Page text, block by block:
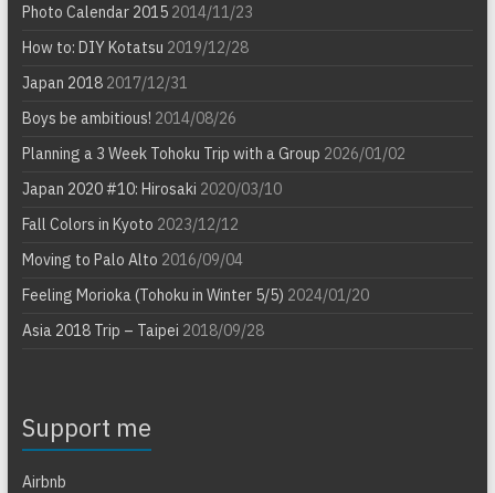
Photo Calendar 20152014/11/23
How to: DIY Kotatsu 2019/12/28
Japan 20182017/12/31
Boys be ambitious! 2014/08/26
Planning a 3 Week Tohoku Trip with a Group 2026/01/02
Japan 2020 #10: Hirosaki 2020/03/10
Fall Colors in Kyoto 2023/12/12
Moving to Palo Alto 2016/09/04
Feeling Morioka (Tohoku in Winter 5/5) 2024/01/20
Asia 2018 Trip – Taipei 2018/09/28
Support me
Airbnb